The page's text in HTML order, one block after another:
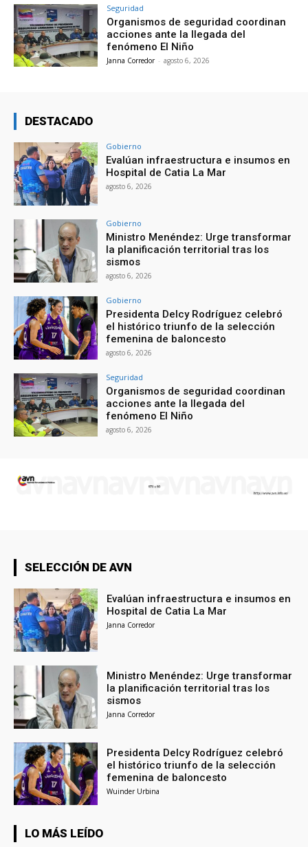
Seguridad
Organismos de seguridad coordinan
acciones ante la llegada del
fenómeno El Niño
Janna Corredor - agosto 6, 2026
DESTACADO
Gobierno
Evalúan infraestructura e insumos en
Hospital de Catia La Mar
agosto 6, 2026
Gobierno
Ministro Menéndez: Urge transformar
la planificación territorial tras los
sismos
agosto 6, 2026
Gobierno
Presidenta Delcy Rodríguez celebró
el histórico triunfo de la selección
femenina de baloncesto
agosto 6, 2026
Seguridad
Organismos de seguridad coordinan
acciones ante la llegada del
fenómeno El Niño
agosto 6, 2026
SELECCIÓN DE AVN
Evalúan infraestructura e insumos en
Hospital de Catia La Mar
Janna Corredor
Ministro Menéndez: Urge transformar
la planificación territorial tras los
sismos
Janna Corredor
Presidenta Delcy Rodríguez celebró
el histórico triunfo de la selección
femenina de baloncesto
Wuinder Urbina
LO MÁS LEÍDO